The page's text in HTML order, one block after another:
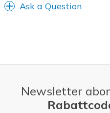
Ask a Question
Newsletter